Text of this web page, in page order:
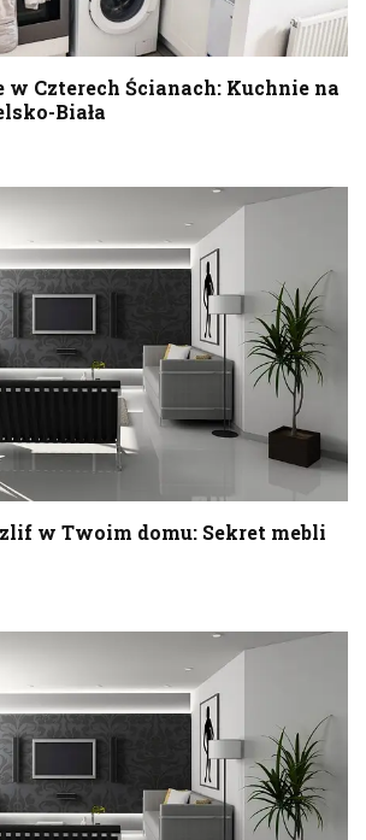
Czterech Ścianach: Kuchnie na
Biała
w Twoim domu: Sekret mebli